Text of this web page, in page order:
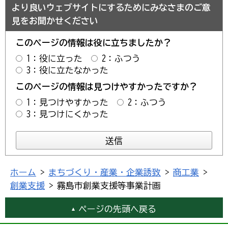
より良いウェブサイトにするためにみなさまのご意
見をお聞かせください
このページの情報は役に立ちましたか？
1：役に立った
2：ふつう
3：役に立たなかった
このページの情報は見つけやすかったですか？
1：見つけやすかった
2：ふつう
3：見つけにくかった
ホーム > まちづくり・産業・企業誘致 > 商工業 >
創業支援 > 霧島市創業支援等事業計画
ページの先頭へ戻る